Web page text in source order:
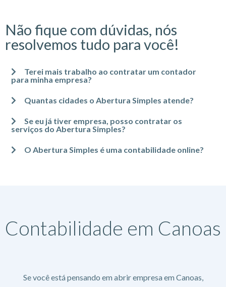
Não fique com dúvidas, nós
resolvemos tudo para você!
Terei mais trabalho ao contratar um contador
para minha empresa?
Quantas cidades o Abertura Simples atende?
Se eu já tiver empresa, posso contratar os
serviços do Abertura Simples?
O Abertura Simples é uma contabilidade online?
Contabilidade em Canoas
Se você está pensando em abrir empresa em Canoas,